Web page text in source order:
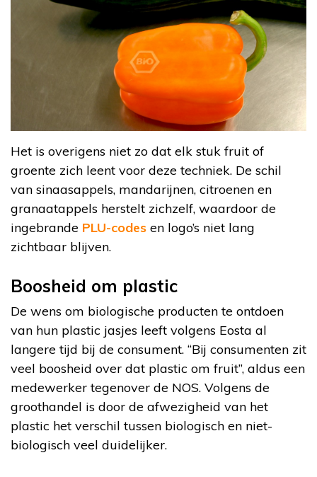
Het is overigens niet zo dat elk stuk fruit of
groente zich leent voor deze techniek. De schil
van sinaasappels, mandarijnen, citroenen en
granaatappels herstelt zichzelf, waardoor de
ingebrande PLU-codes en logo’s niet lang
zichtbaar blijven.
Boosheid om plastic
De wens om biologische producten te ontdoen
van hun plastic jasjes leeft volgens Eosta al
langere tijd bij de consument. “Bij consumenten zit
veel boosheid over dat plastic om fruit”, aldus een
medewerker tegenover de NOS. Volgens de
groothandel is door de afwezigheid van het
plastic het verschil tussen biologisch en niet-
biologisch veel duidelijker.